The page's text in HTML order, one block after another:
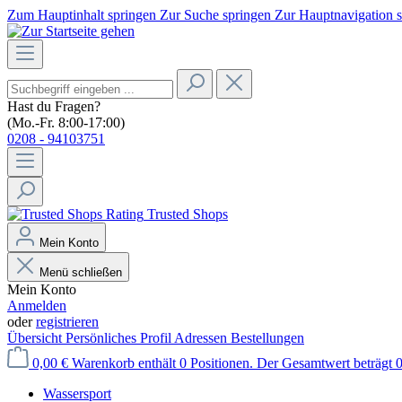
Zum Hauptinhalt springen Zur Suche springen Zur Hauptnavigation
Hast du Fragen?
(Mo.-Fr. 8:00-17:00)
0208 - 94103751
Trusted Shops
Mein Konto
Menü schließen
Mein Konto
Anmelden
oderregistrieren
Übersicht Persönliches Profil Adressen Bestellungen
0,00 € Warenkorb enthält 0 Positionen. Der Gesamtwert beträgt
Wassersport